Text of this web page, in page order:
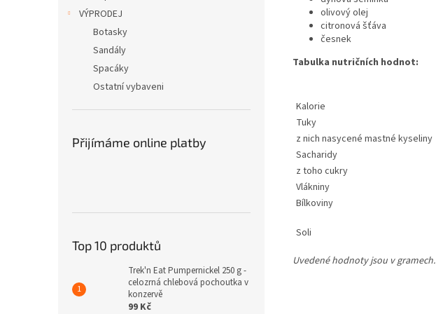
VÝPRODEJ
Botasky
Sandály
Spacáky
Ostatní vybaveni
Přijímáme online platby
Top 10 produktů
Trek'n Eat Pumpernickel 250 g -
celozrná chlebová pochoutka v
konzervě
99 Kč
olivový olej
citronová šťáva
česnek
Tabulka nutričních hodnot:
Kalorie
Tuky
z nich nasycené mastné kyseliny
Sacharidy
z toho cukry
Vlákniny
Bílkoviny
Soli
Uvedené hodnoty jsou v gramech.